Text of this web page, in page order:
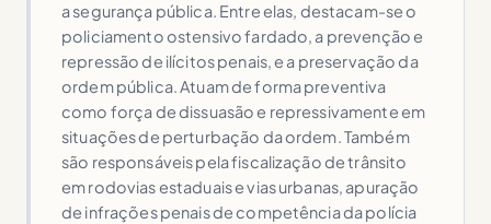
a segurança pública. Entre elas, destacam-se o
policiamento ostensivo fardado, a prevenção e
repressão de ilícitos penais, e a preservação da
ordem pública. Atuam de forma preventiva
como força de dissuasão e repressivamente em
situações de perturbação da ordem. Também
são responsáveis pela fiscalização de trânsito
em rodovias estaduais e vias urbanas, apuração
de infrações penais de competência da polícia